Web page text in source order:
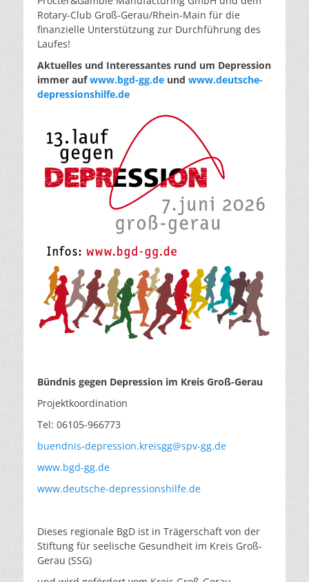
Rotary-Club Groß-Gerau/Rhein-Main für die
finanzielle Unterstützung zur Durchführung des
Laufes!
Aktuelles und Interessantes rund um Depression
immer aufwww.bgd-gg.de und www.deutsche-
depressionshilfe.de
Bündnis gegen Depression im Kreis Groß-Gerau
Projektkoordination
Tel: 06105-966773
buendnis-depression.kreisgg@spv-gg.de
www.bgd-gg.de
www.deutsche-depressionshilfe.de
Dieses regionale BgD ist in Trägerschaft von der
Stiftung für seelische Gesundheit im Kreis Groß-
Gerau (SSG)